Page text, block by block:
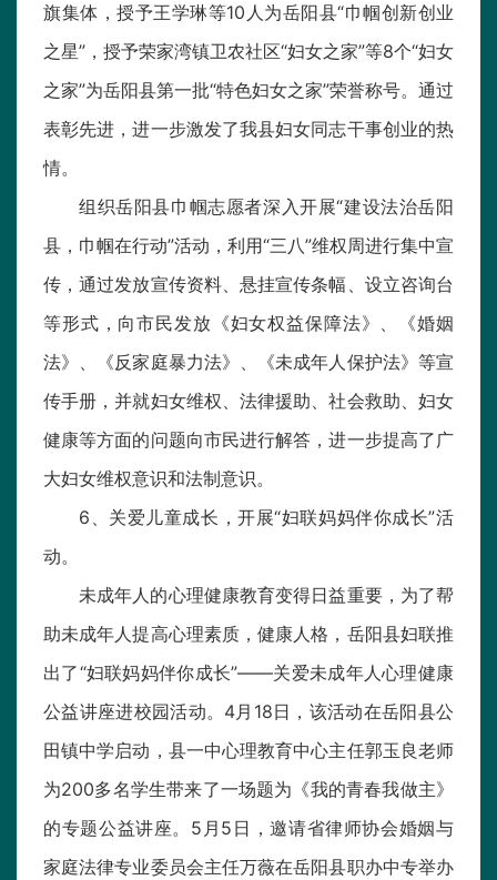
旗集体，授予王学琳等10人为岳阳县“巾帼创新创业
之星”，授予荣家湾镇卫农社区“妇女之家”等8个“妇女
之家”为岳阳县第一批“特色妇女之家”荣誉称号。通过
表彰先进，进一步激发了我县妇女同志干事创业的热
情。
组织岳阳县巾帼志愿者深入开展“建设法治岳阳
县，巾帼在行动”活动，利用“三八”维权周进行集中宣
传，通过发放宣传资料、悬挂宣传条幅、设立咨询台
等形式，向市民发放《妇女权益保障法》、《婚姻
法》、《反家庭暴力法》、《未成年人保护法》等宣
传手册，并就妇女维权、法律援助、社会救助、妇女
健康等方面的问题向市民进行解答，进一步提高了广
大妇女维权意识和法制意识。
6、关爱儿童成长，开展“妇联妈妈伴你成长”活
动。
未成年人的心理健康教育变得日益重要，为了帮
助未成年人提高心理素质，健康人格，岳阳县妇联推
出了“妇联妈妈伴你成长”——关爱未成年人心理健康
公益讲座进校园活动。4月18日，该活动在岳阳县公
田镇中学启动，县一中心理教育中心主任郭玉良老师
为200多名学生带来了一场题为《我的青春我做主》
的专题公益讲座。5月5日，邀请省律师协会婚姻与
家庭法律专业委员会主任万薇在岳阳县职办中专举办